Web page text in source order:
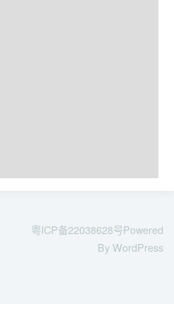
粤ICP备22038628号Powered
By WordPress